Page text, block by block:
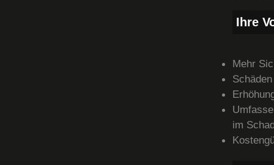
Ihre
Mehr
im